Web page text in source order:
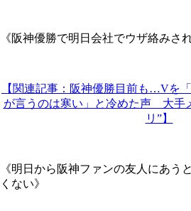
《阪神優勝で明日会社でウザ絡みさ
【関連記事：阪神優勝目前も…Vを
が言うのは寒い」と冷めた声 大手
リ”】
《明日から阪神ファンの友人にあう
くない》